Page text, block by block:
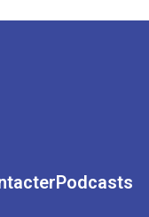
Podcasts